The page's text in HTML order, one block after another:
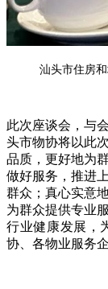
汕头市住房
此次座谈会，与
头市物协将以此
品质，更好地为
做好服务，推进
群众；真心实意
为群众提供专业
行业健康发展，
协、各物业服务